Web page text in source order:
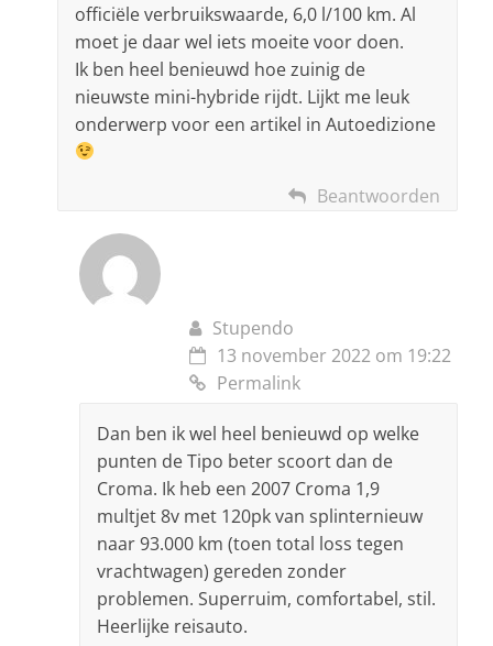
officiële verbruikswaarde, 6,0 l/100 km. Al
moet je daar wel iets moeite voor doen.
Ik ben heel benieuwd hoe zuinig de
nieuwste mini-hybride rijdt. Lijkt me leuk
onderwerp voor een artikel in Autoedizione
Beantwoorden
Stupendo
13 november 2022 om 19:22
Permalink
Dan ben ik wel heel benieuwd op welke
punten de Tipo beter scoort dan de
Croma. Ik heb een 2007 Croma 1,9
multjet 8v met 120pk van splinternieuw
naar 93.000 km (toen total loss tegen
vrachtwagen) gereden zonder
problemen. Superruim, comfortabel, stil.
Heerlijke reisauto.